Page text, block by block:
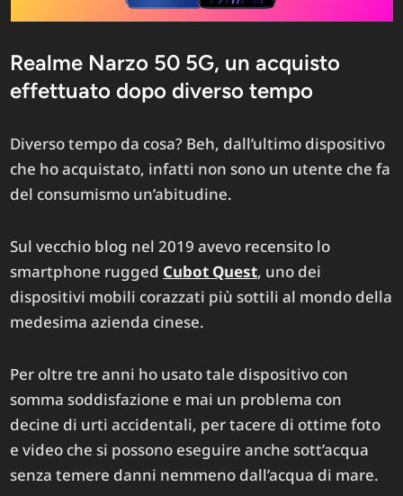
Realme Narzo 50 5G, un acquisto
effettuato dopo diverso tempo
Diverso tempo da cosa? Beh, dall’ultimo dispositivo
che ho acquistato, infatti non sono un utente che fa
del consumismo un’abitudine.
Sul vecchio blog nel 2019 avevo recensito lo
smartphone rugged Cubot Quest, uno dei
dispositivi mobili corazzati più sottili al mondo della
medesima azienda cinese.
Per oltre tre anni ho usato tale dispositivo con
somma soddisfazione e mai un problema con
decine di urti accidentali, per tacere di ottime foto
e video che si possono eseguire anche sott’acqua
senza temere danni nemmeno dall’acqua di mare.